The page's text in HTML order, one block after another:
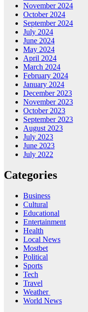
November 2024
October 2024
September 2024
July 2024
June 2024
May 2024
April 2024
March 2024
February 2024
January 2024
December 2023
November 2023
October 2023
September 2023
August 2023
July 2023
June 2023
July 2022
Categories
Business
Cultural
Educational
Entertainment
Health
Local News
Mostbet
Political
Sports
Tech
Travel
Weather
World News